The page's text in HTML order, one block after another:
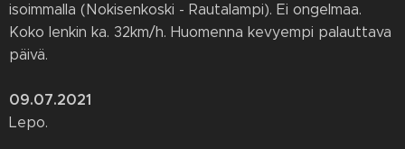
isoimmalla (Nokisenkoski - Rautalampi). Ei ongelmaa.
Koko lenkin ka. 32km/h. Huomenna kevyempi palauttava
päivä.
09.07.2021
Lepo.